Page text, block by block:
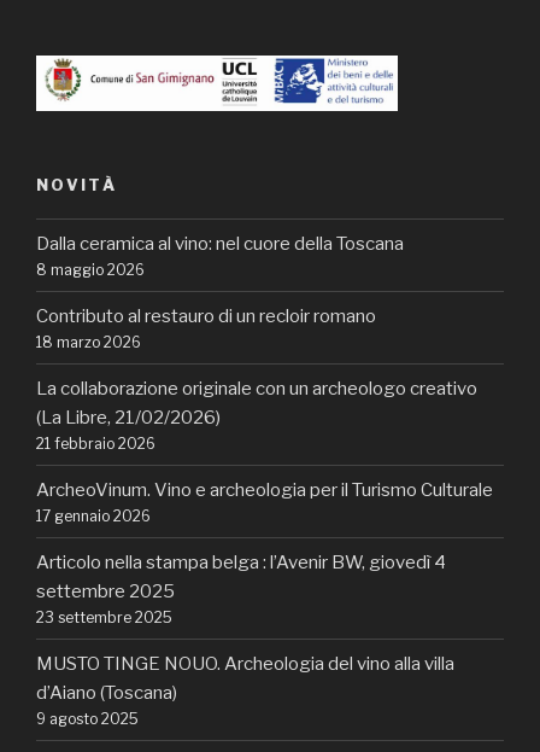
NOVITÀ
Dalla ceramica al vino: nel cuore della Toscana
8 maggio 2026
Contributo al restauro di un recloir romano
18 marzo 2026
La collaborazione originale con un archeologo creativo
(La Libre, 21/02/2026)
21 febbraio 2026
ArcheoVinum. Vino e archeologia per il Turismo Culturale
17 gennaio 2026
Articolo nella stampa belga : l’Avenir BW, giovedì 4
settembre 2025
23 settembre 2025
MUSTO TINGE NOUO. Archeologia del vino alla villa
d’Aiano (Toscana)
9 agosto 2025